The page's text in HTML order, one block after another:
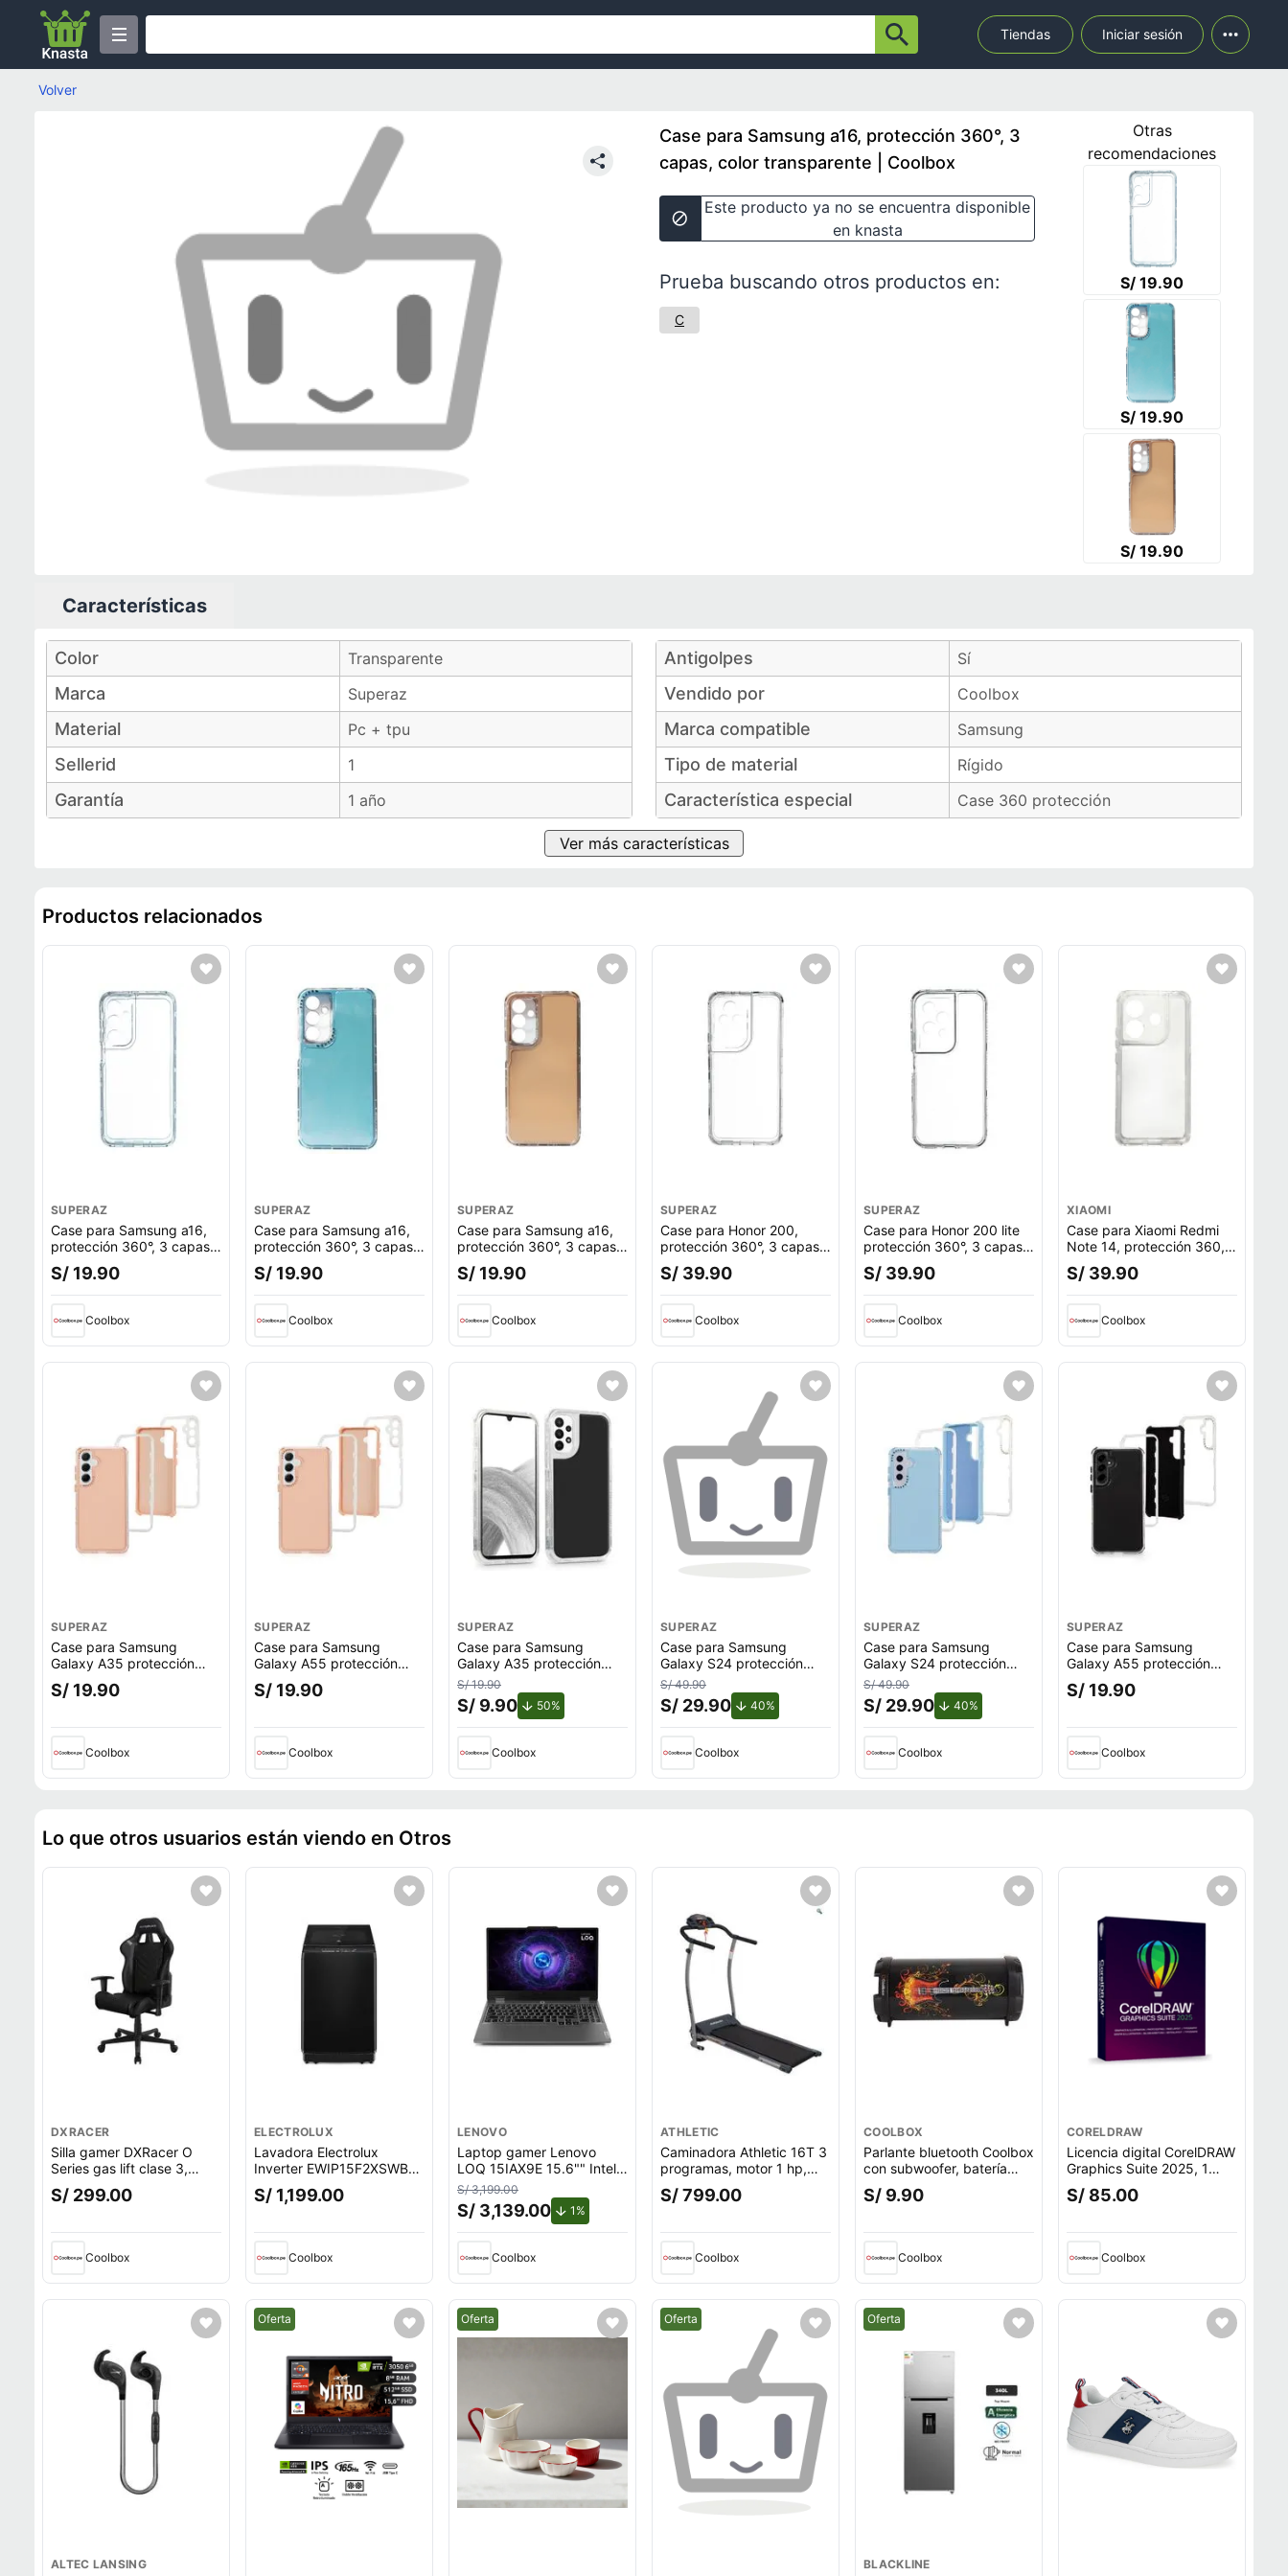
Tiendas Iniciar sesión
Volver
Case para Samsung a16, protección 360°, 3
capas, color transparente | Coolbox
Este producto ya no se encuentra disponible
en knasta
Prueba buscando otros productos en:
C
Otras
recomendaciones
S/ 19.90
S/ 19.90
S/ 19.90
Características
Características técnicas
Color Transparente
Marca Superaz
Material Pc + tpu
Sellerid 1
Garantía 1 año
Antigolpes Sí
Vendido por Coolbox
Marca compatible Samsung
Tipo de material Rígido
Característica especial Case 360 protección
Ver más características
Productos relacionados
SUPERAZ
Case para Samsung a16,
protección 360°, 3 capas,
color transparente
S/ 19.90
Coolbox
SUPERAZ
Case para Samsung a16,
protección 360°, 3 capas,
color celeste
S/ 19.90
Coolbox
SUPERAZ
Case para Samsung a16,
protección 360°, 3 capas,
color rosado
S/ 19.90
Coolbox
SUPERAZ
Case para Honor 200,
protección 360°, 3 capas,
color transparente
S/ 39.90
Coolbox
SUPERAZ
Case para Honor 200 lite
protección 360°, 3 capas,
color transparente
S/ 39.90
Coolbox
XIAOMI
Case para Xiaomi Redmi
Note 14, protección 360, 3
capas de protección,
transparente
S/ 39.90
Coolbox
SUPERAZ
Case para Samsung
Galaxy A35 protección
360, 3 capas de
protección, rosado
S/ 19.90
Coolbox
SUPERAZ
Case para Samsung
Galaxy A55 protección
360, 3 capas de
protección, rosado
S/ 19.90
Coolbox
SUPERAZ
Case para Samsung
Galaxy A35 protección
360, 3 capas de
protección, negro
S/ 19.90
S/ 9.90 50%
Coolbox
SUPERAZ
Case para Samsung
Galaxy S24 protección
360, 3 capas de
protección, negro
S/ 49.90
S/ 29.90 40%
Coolbox
SUPERAZ
Case para Samsung
Galaxy S24 protección
360, 3 capas de
protección, celeste
S/ 49.90
S/ 29.90 40%
Coolbox
SUPERAZ
Case para Samsung
Galaxy A55 protección
360, 3 capas de
protección, negro
S/ 19.90
Coolbox
Lo que otros usuarios están viendo en Otros
DXRACER
Silla gamer DXRacer O
Series gas lift clase 3,
tapiz cuero pu, máx. 100
kg, inclinación 90 - 135°,
S/ 299.00
Coolbox
ELECTROLUX
Lavadora Electrolux
Inverter EWIP15F2XSWB
carga superior, capacidad
15 kg, negro
S/ 1,199.00
Coolbox
LENOVO
Laptop gamer Lenovo
LOQ 15IAX9E 15.6"" Intel
Core i5, 512GB SSD, 8GB
RAM, Windows 11 Home,
gris
S/ 3,199.00
S/ 3,139.00 1%
Coolbox
ATHLETIC
Caminadora Athletic 16T 3
programas, motor 1 hp,
velocidad máx. 10 km,
máx. 100 kg
S/ 799.00
Coolbox
COOLBOX
Parlante bluetooth Coolbox
con subwoofer, batería
recargable, guitar
S/ 9.90
Coolbox
CORELDRAW
Licencia digital CorelDRAW
Graphics Suite 2025, 1
dispositivo, compatible
con macOS, duración 1
S/ 85.00
Coolbox
ALTEC LANSING
Mejor precio.
Oferta Mejor precio.
Oferta Mejor precio.
Oferta Mejor precio.
Oferta
BLACKLINE